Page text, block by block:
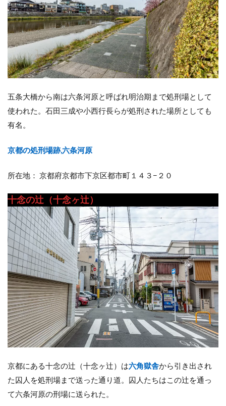
五条大橋から南は六条河原と呼ばれ明治期まで処刑場として
使われた。石田三成や小西行長らが処刑された場所としても
有名。
京都の処刑場跡,六条河原
所在地： 京都府京都市下京区都市町１４３−２０
十念の辻（十念ヶ辻）
京都にある十念の辻（十念ヶ辻）は六角獄舎から引き出され
た囚人を処刑場まで送った通り道。囚人たちはこの辻を通っ
て六条河原の刑場に送られた。